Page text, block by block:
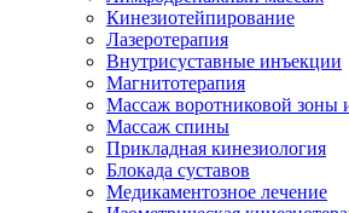
Кинезиотейпирование
Лазеротерапия
Внутрисуставные инъекции
Магнитотерапия
Массаж воротниковой зоны
Массаж спины
Прикладная кинезиология
Блокада суставов
Медикаментозное лечение